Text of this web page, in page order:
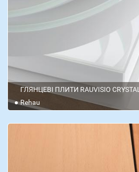
ГЛЯНЦЕВІ ПЛИТИ RAUVISIO CRYSTAL
Rehau